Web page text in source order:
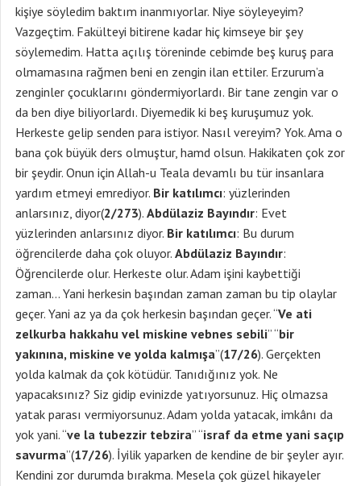
kişiye söyledim baktım inanmıyorlar. Niye söyleyeyim?
Vazgeçtim. Fakülteyi bitirene kadar hiç kimseye bir şey
söylemedim. Hatta açılış töreninde cebimde beş kuruş para
olmamasına rağmen beni en zengin ilan ettiler. Erzurum’a
zenginler çocuklarını göndermiyorlardı. Bir tane zengin var o
da ben diye biliyorlardı. Diyemedik ki beş kuruşumuz yok.
Herkeste gelip senden para istiyor. Nasıl vereyim? Yok. Ama o
bana çok büyük ders olmuştur, hamd olsun. Hakikaten çok zor
bir şeydir. Onun için Allah-u Teala devamlı bu tür insanlara
yardım etmeyi emrediyor. Bir katılımcı: yüzlerinden
anlarsınız, diyor(2/273). Abdülaziz Bayındır: Evet
yüzlerinden anlarsınız diyor. Bir katılımcı: Bu durum
öğrencilerde daha çok oluyor. Abdülaziz Bayındır:
Öğrencilerde olur. Herkeste olur. Adam işini kaybettiği
zaman… Yani herkesin başından zaman zaman bu tip olaylar
geçer. Yani az ya da çok herkesin başından geçer. “Ve ati
zelkurba hakkahu vel miskine vebnes sebili” “bir
yakınına, miskine ve yolda kalmışa”(17/26). Gerçekten
yolda kalmak da çok kötüdür. Tanıdığınız yok. Ne
yapacaksınız? Siz gidip evinizde yatıyorsunuz. Hiç olmazsa
yatak parası vermiyorsunuz. Adam yolda yatacak, imkânı da
yok yani. “ve la tubezzir tebzira” “israf da etme yani saçıp
savurma”(17/26). İyilik yaparken de kendine de bir şeyler ayır.
Kendini zor durumda bırakma. Mesela çok güzel hikayeler